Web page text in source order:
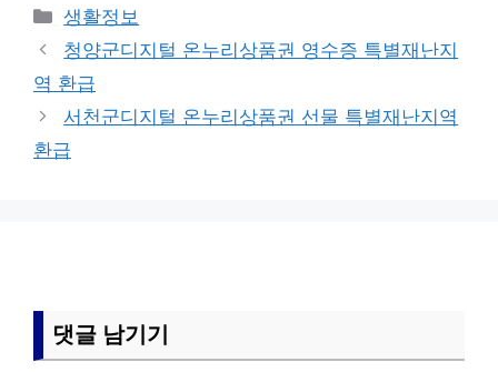
카
테
리
생활정보
청양군디지털 온누리상품권 영수증 특별재난지
역 환급
서천군디지털 온누리상품권 선물 특별재난지역
환급
댓글 남기기